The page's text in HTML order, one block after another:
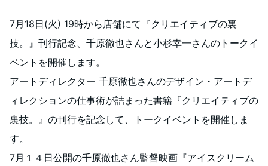
7月18日(火) 19時から店舗にて『クリエイティブの裏
技。』刊行記念、千原徹也さんと小杉幸一さんのトークイ
ベントを開催します。
アートディレクター 千原徹也さんのデザイン・アートデ
ィレクションの仕事術が詰まった書籍『クリエイティブの
裏技。』の刊行を記念して、トークイベントを開催しま
す。
7月１４日公開の千原徹也さん監督映画『アイスクリーム